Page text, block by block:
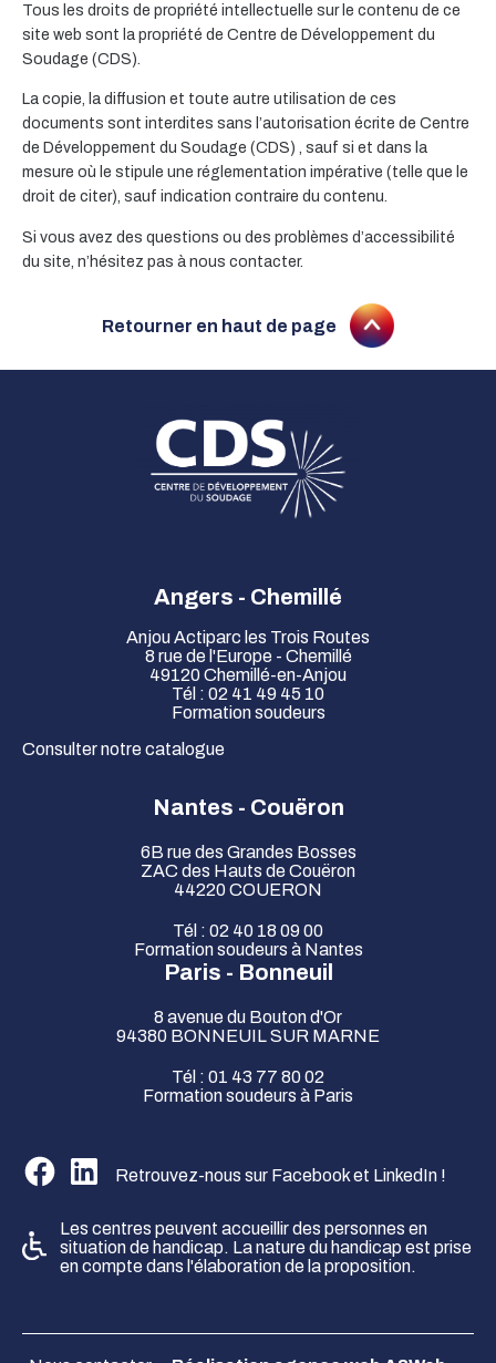
Tous les droits de propriété intellectuelle sur le contenu de ce
site web sont la propriété de Centre de Développement du
Soudage (CDS).
La copie, la diffusion et toute autre utilisation de ces
documents sont interdites sans l’autorisation écrite de Centre
de Développement du Soudage (CDS) , sauf si et dans la
mesure où le stipule une réglementation impérative (telle que le
droit de citer), sauf indication contraire du contenu.
Si vous avez des questions ou des problèmes d’accessibilité
du site, n’hésitez pas à nous contacter.
Retourner en haut de pageAller en haut de la page
Angers - Chemillé
Anjou Actiparc les Trois Routes
8 rue de l'Europe - Chemillé
49120 Chemillé-en-Anjou
Tél : 02 41 49 45 10
Formation soudeurs
Consulter notre catalogue
Nantes - Couëron
6B rue des Grandes Bosses
ZAC des Hauts de Couëron
44220 COUERON
Tél : 02 40 18 09 00
Formation soudeurs à Nantes
Paris - Bonneuil
8 avenue du Bouton d'Or
94380 BONNEUIL SUR MARNE
Tél : 01 43 77 80 02
Formation soudeurs à Paris
Suivez-nous sur Facebook
Suivez-nous sur Linkedin
Retrouvez-nous sur Facebook et LinkedIn !
Les centres peuvent accueillir des personnes en
situation de handicap. La nature du handicap est prise
en compte dans l'élaboration de la proposition.